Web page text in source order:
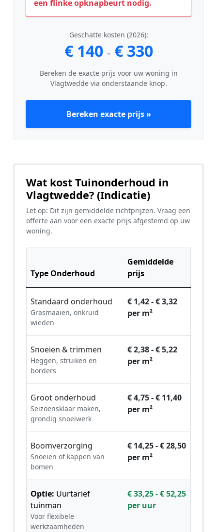
een flinke opknapbeurt nodig.
Geschatte kosten (2026):
€ 140 - € 330
Bereken de exacte prijs voor uw woning in
Vlagtwedde via onderstaande knop.
Bereken exacte prijs »
Wat kost Tuinonderhoud in
Vlagtwedde? (Indicatie)
Let op: Dit zijn gemiddelde richtprijzen. Vraag een
offerte aan voor een exacte prijs afgestemd op uw
woning.
Type Onderhoud
Gemiddelde
prijs
Standaard onderhoud
Grasmaaien, onkruid
wieden
€ 1,42 - € 3,32
per m²
Snoeien & trimmen
Heggen, struiken en
borders
€ 2,38 - € 5,22
per m²
Groot onderhoud
Seizoensklaar maken,
grondig snoeiwerk
€ 4,75 - € 11,40
per m²
Boomverzorging
Snoeien of kappen van
bomen
€ 14,25 - € 28,50
per m²
Optie: Uurtarief
tuinman
Voor flexibele
werkzaamheden
€ 33,25 - € 52,25
per uur